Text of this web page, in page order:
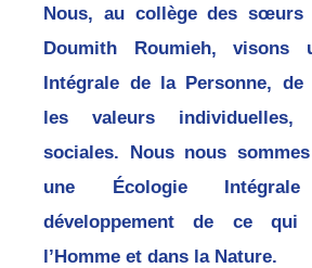
Nous, au collège des sœurs
Doumith Roumieh, visons
Intégrale de la Personne, de
les valeurs individuelles,
sociales. Nous nous
une Écologie
développement de ce
l’Homme et dans la Nature.